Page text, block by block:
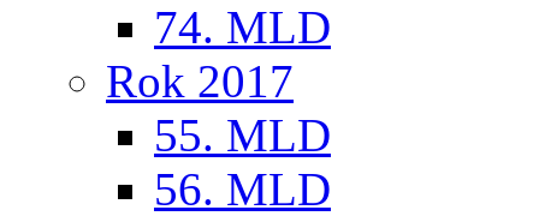
74. MLD
Rok 2017
55. MLD
56. MLD